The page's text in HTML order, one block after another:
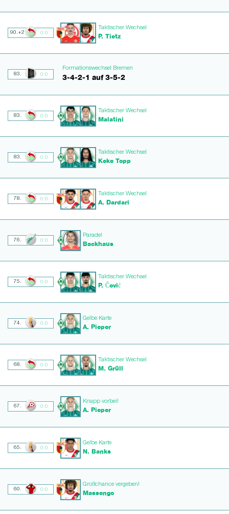
90.+2 0:0
Taktischer Wechsel
P. Tietz
83. 0:0
Formationswechsel Bremen
3-4-2-1 auf 3-5-2
83. 0:0
Taktischer Wechsel
Malatini
83. 0:0
Taktischer Wechsel
Keke Topp
78. 0:0
Taktischer Wechsel
A. Dardari
76. 0:0
Parade!
Backhaus
75. 0:0
Taktischer Wechsel
P. Čović
74. 0:0
Gelbe Karte
A. Pieper
68. 0:0
Taktischer Wechsel
M. Grüll
67. 0:0
Knapp vorbei!
A. Pieper
65. 0:0
Gelbe Karte
N. Banks
60. 0:0
Großchance vergeben!
Massengo